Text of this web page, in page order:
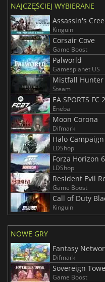
NAJCZĘŚCIEJ WYBIERANE
Assassin's
Kinguin
Corsair Cove
Game Boost
Palworld
Gamesplanet US
Mistfall Hunter
Steam
EA SPORTS FC
Eneba
Moon Corona
Difmark
Halo
LDShop
Forza Horizon 6
LDShop
Resident Evil
Game Boost
Call of Duty
Kinguin
NOWE GRY
Fantasy
Difmark
Sovereign
Game Boost